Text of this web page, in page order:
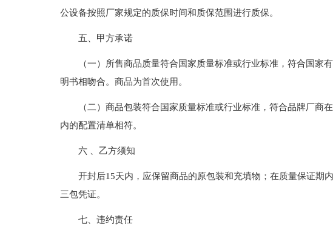
公设备按照厂家规定的质保时间和质保范围进行质保。
五、甲方承诺
（一）所售商品质量符合国家质量标准或行业标准，符合国家
明书相吻合。商品为首次使用。
（二）商品包装符合国家质量标准或行业标准，符合品牌厂商
内的配置清单相符。
六 、乙方须知
开封后15天内，应保留商品的原包装和充填物；在质量保证期
三包凭证。
七、违约责任